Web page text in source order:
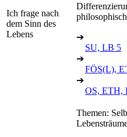
Ich frage nach
dem Sinn des
Lebens
➔
SU, LB 5
➔
FÖS(L),
➔
OS, ETH,
Themen: